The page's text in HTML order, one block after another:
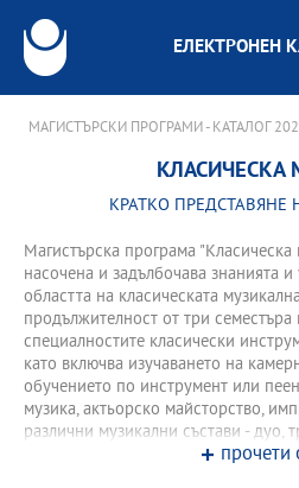
ЕЛЕКТРОНЕН
МАГИСТЪРСКИ ПРОГРАМИ - КАТАЛОГ
КЛАСИЧЕСКА
КРАТКО ПРЕДСТАВЯНЕ
Магистърска програма "Класическа
насочена и задълбочава знанията
областта на класическата
продължителност от три
специалностите класически
като включва изучаването на
обучението по инструмент или
музика, актьорско майсторство,
различни музикални състави - дуо,
камерен оркестър. Програмата е
прочети